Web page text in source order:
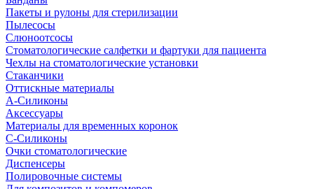
Пакеты и рулоны для стерилизации
Пылесосы
Слюноотсосы
Стоматологические салфетки и фартуки для пациента
Чехлы на стоматологические установки
Стаканчики
Оттискные материалы
А-Силиконы
Аксессуары
Материалы для временных коронок
С-Силиконы
Очки стоматологические
Диспенсеры
Полировочные системы